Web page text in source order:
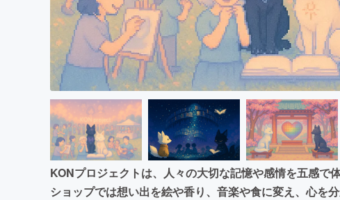
KONプロジェクトは、人々の大切な記憶や感情を五感で
ショップでは想い出を絵や香り、音楽や食に変え、心を